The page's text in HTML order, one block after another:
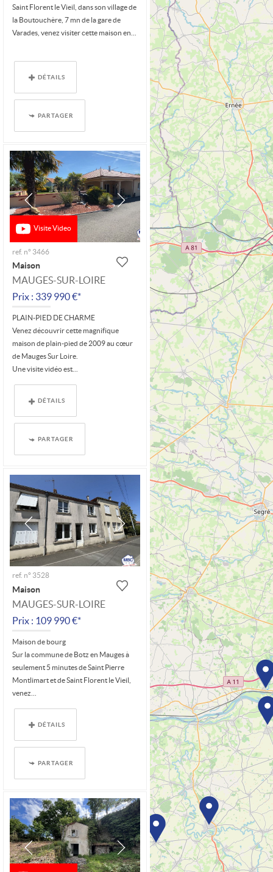
Saint Florent le Vieil, dans son village de
la Boutouchère, 7 mn de la gare de
Varades, venez visiter cette maison en...
DÉTAILS
PARTAGER
Visite Video
ref. n° 3466
Maison
MAUGES-SUR-LOIRE
Prix : 339 990 €*
PLAIN-PIED DE CHARME
Venez découvrir cette magnifique
maison de plain-pied de 2009 au cœur
de Mauges Sur Loire.
Une visite vidéo est...
DÉTAILS
PARTAGER
ref. n° 3528
Maison
MAUGES-SUR-LOIRE
Prix : 109 990 €*
Maison de bourg
Sur la commune de Botz en Mauges à
seulement 5 minutes de Saint Pierre
Montlimart et de Saint Florent le Vieil,
venez...
DÉTAILS
PARTAGER